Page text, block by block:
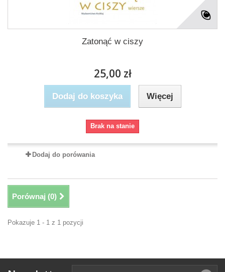
Zatonąć w ciszy
25,00 zł
Dodaj do koszyka Więcej
Brak na stanie
Dodaj do porówania
Porównaj (0)
Pokazuje 1 - 1 z 1 pozycji